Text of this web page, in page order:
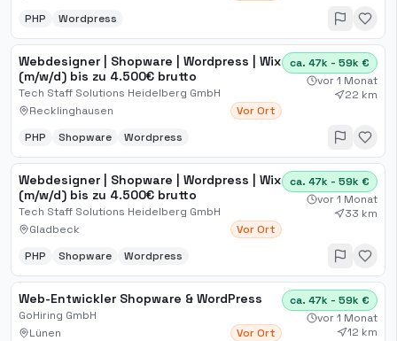
PHP
Wordpress
Webdesigner | Shopware | Wordpress | Wix
(m/w/d) bis zu 4.500€ brutto
Tech Staff Solutions Heidelberg GmbH
Recklinghausen
Vor Ort
ca. 47k - 59k €
vor 1 Monat
22 km
PHP Shopware Wordpress
Webdesigner | Shopware | Wordpress | Wix
(m/w/d) bis zu 4.500€ brutto
Tech Staff Solutions Heidelberg GmbH
Gladbeck
Vor Ort
ca. 47k - 59k €
vor 1 Monat
33 km
PHP Shopware Wordpress
Web-Entwickler Shopware & WordPress
GoHiring GmbH
Lünen
Vor Ort
ca. 47k - 59k €
vor 1 Monat
12 km